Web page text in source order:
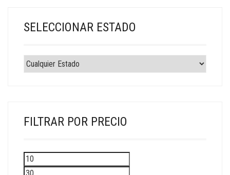
SELECCIONAR ESTADO
FILTRAR POR PRECIO
Precio
mínimo
máximo